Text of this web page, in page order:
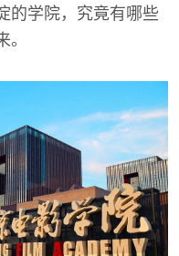
的学院，究竟有哪些